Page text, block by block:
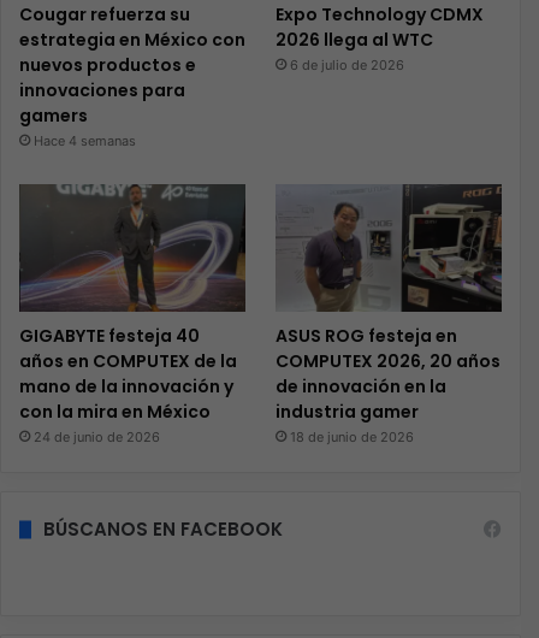
Cougar refuerza su
estrategia en México con
nuevos productos e
innovaciones para
gamers
Hace 4 semanas
Expo Technology CDMX
2026 llega al WTC
6 de julio de 2026
GIGABYTE festeja 40
años en COMPUTEX de la
mano de la innovación y
con la mira en México
24 de junio de 2026
ASUS ROG festeja en
COMPUTEX 2026, 20 años
de innovación en la
industria gamer
18 de junio de 2026
BÚSCANOS EN FACEBOOK